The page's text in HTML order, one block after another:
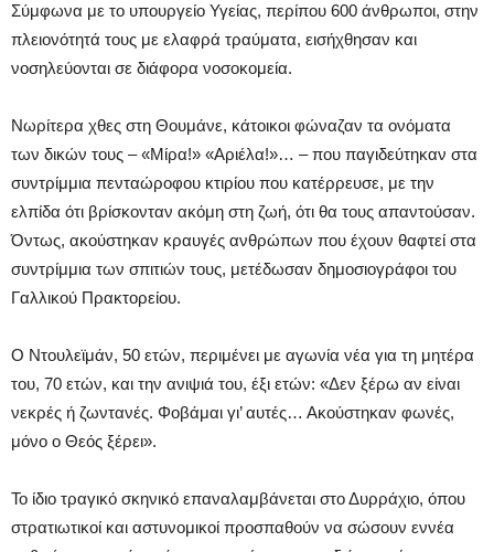
Σύμφωνα με το υπουργείο Υγείας, περίπου 600 άνθρωποι, στην
πλειονότητά τους με ελαφρά τραύματα, εισήχθησαν και
νοσηλεύονται σε διάφορα νοσοκομεία.
Νωρίτερα χθες στη Θουμάνε, κάτοικοι φώναζαν τα ονόματα
των δικών τους – «Μίρα!» «Αριέλα!»… – που παγιδεύτηκαν στα
συντρίμμια πενταώροφου κτιρίου που κατέρρευσε, με την
ελπίδα ότι βρίσκονταν ακόμη στη ζωή, ότι θα τους απαντούσαν.
Όντως, ακούστηκαν κραυγές ανθρώπων που έχουν θαφτεί στα
συντρίμμια των σπιτιών τους, μετέδωσαν δημοσιογράφοι του
Γαλλικού Πρακτορείου.
Ο Ντουλεϊμάν, 50 ετών, περιμένει με αγωνία νέα για τη μητέρα
του, 70 ετών, και την ανιψιά του, έξι ετών: «Δεν ξέρω αν είναι
νεκρές ή ζωντανές. Φοβάμαι γι’ αυτές… Ακούστηκαν φωνές,
μόνο ο Θεός ξέρει».
Το ίδιο τραγικό σκηνικό επαναλαμβάνεται στο Δυρράχιο, όπου
στρατιωτικοί και αστυνομικοί προσπαθούν να σώσουν εννέα